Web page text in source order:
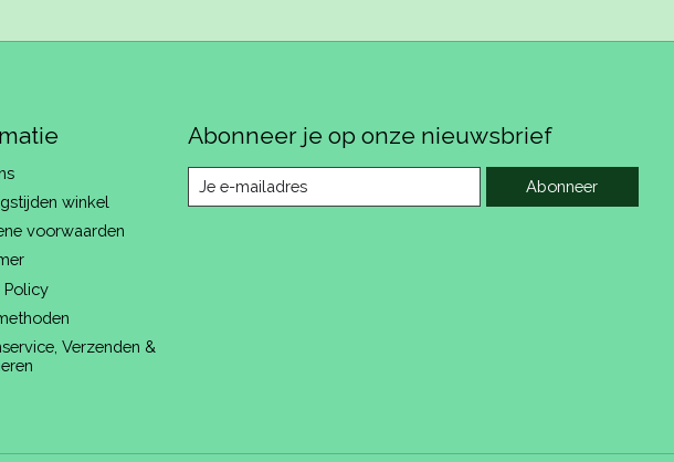
winkel
voorwaarden
Policy
Verzenden &
Abonneer je op onze nieuwsbrief
Abonneer